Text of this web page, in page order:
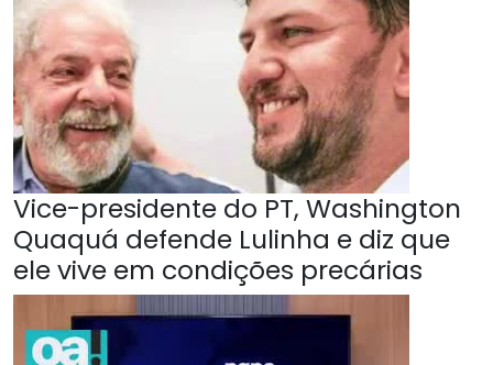
Vice-presidente do PT, Washington
Quaquá defende Lulinha e diz que
ele vive em condições precárias